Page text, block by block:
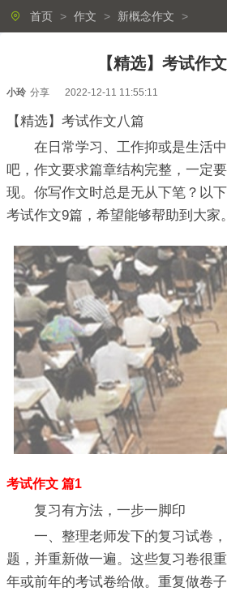
首页 > 作文 > 新概念作文 >
【精选】考试作
小玲 分享 2022-12-11 11:55:11
【精选】考试作文八篇
在日常学习、工作抑或是生活中
吧，作文要求篇章结构完整，一定
现。你写作文时总是无从下笔？以
考试作文9篇，希望能够帮助到大家。
考试作文 篇1
复习有方法，一步一脚印
一、整理老师发下的复习试卷，
题，并重新做一遍。这些复习卷很
年或前年的考试卷给做。重复做卷